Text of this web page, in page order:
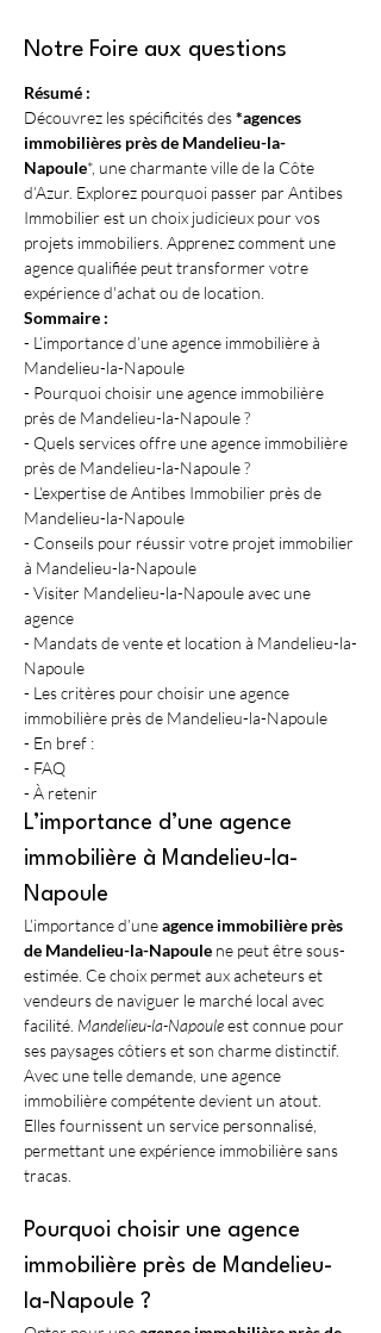
Notre Foire aux questions
Résumé :
Découvrez les spécificités des *agences
immobilières près de Mandelieu-la-
Napoule*, une charmante ville de la Côte
d’Azur. Explorez pourquoi passer par Antibes
Immobilier est un choix judicieux pour vos
projets immobiliers. Apprenez comment une
agence qualifiée peut transformer votre
expérience d'achat ou de location.
Sommaire :
- L’importance d’une agence immobilière à
Mandelieu-la-Napoule
- Pourquoi choisir une agence immobilière
près de Mandelieu-la-Napoule ?
- Quels services offre une agence immobilière
près de Mandelieu-la-Napoule ?
- L’expertise de Antibes Immobilier près de
Mandelieu-la-Napoule
- Conseils pour réussir votre projet immobilier
à Mandelieu-la-Napoule
- Visiter Mandelieu-la-Napoule avec une
agence
- Mandats de vente et location à Mandelieu-la-
Napoule
- Les critères pour choisir une agence
immobilière près de Mandelieu-la-Napoule
- En bref :
- FAQ
- À retenir
L’importance d’une agence
immobilière à Mandelieu-la-
Napoule
L’importance d’une agence immobilière près
de Mandelieu-la-Napoule ne peut être sous-
estimée. Ce choix permet aux acheteurs et
vendeurs de naviguer le marché local avec
facilité. Mandelieu-la-Napoule est connue pour
ses paysages côtiers et son charme distinctif.
Avec une telle demande, une agence
immobilière compétente devient un atout.
Elles fournissent un service personnalisé,
permettant une expérience immobilière sans
tracas.
Pourquoi choisir une agence
immobilière près de Mandelieu-
la-Napoule ?